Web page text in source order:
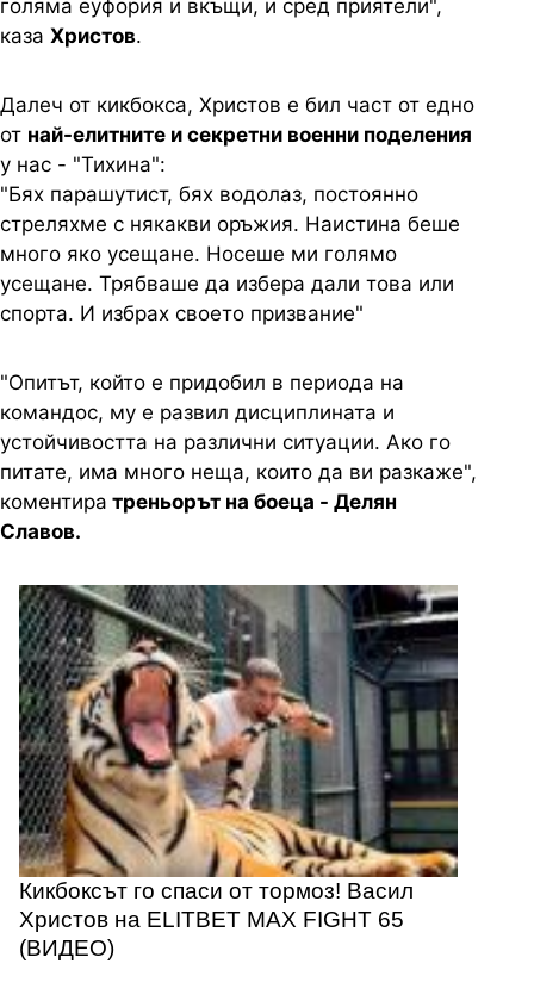
голяма еуфория и вкъщи, и сред приятели",
каза Христов.
Далеч от кикбокса, Христов е бил част от едно
от най-елитните и секретни военни поделения
у нас - "Тихина":
"Бях парашутист, бях водолаз, постоянно
стреляхме с някакви оръжия. Наистина беше
много яко усещане. Носеше ми голямо
усещане. Трябваше да избера дали това или
спорта. И избрах своето призвание"
"Опитът, който е придобил в периода на
командос, му е развил дисциплината и
устойчивостта на различни ситуации. Ако го
питате, има много неща, които да ви разкаже",
коментира треньорът на боеца - Делян
Славов.
Кикбоксът го спаси от тормоз! Васил
Христов на ELITBET MAX FIGHT 65
(ВИДЕО)